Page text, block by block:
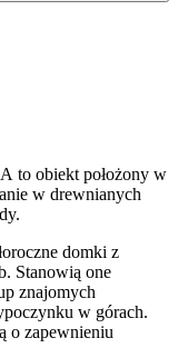
to obiekt położony w
w drewnianych
domki z
Stanowią one
znajomych
w górach.
o zapewnieniu